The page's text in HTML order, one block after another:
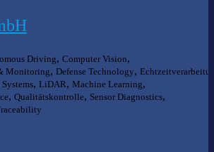
Driving, Computer Vision,
Monitoring, Defense Technology,
, LiDAR, Machine Learning,
, Qualitätskontrolle, Sensor Diagnostics,